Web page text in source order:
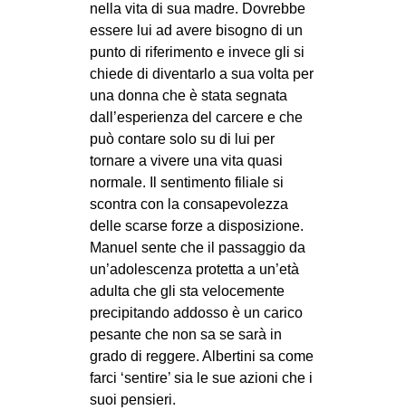
nella vita di sua madre. Dovrebbe
essere lui ad avere bisogno di un
punto di riferimento e invece gli si
chiede di diventarlo a sua volta per
una donna che è stata segnata
dall’esperienza del carcere e che
può contare solo su di lui per
tornare a vivere una vita quasi
normale. Il sentimento filiale si
scontra con la consapevolezza
delle scarse forze a disposizione.
Manuel sente che il passaggio da
un’adolescenza protetta a un’età
adulta che gli sta velocemente
precipitando addosso è un carico
pesante che non sa se sarà in
grado di reggere. Albertini sa come
farci ‘sentire’ sia le sue azioni che i
suoi pensieri.